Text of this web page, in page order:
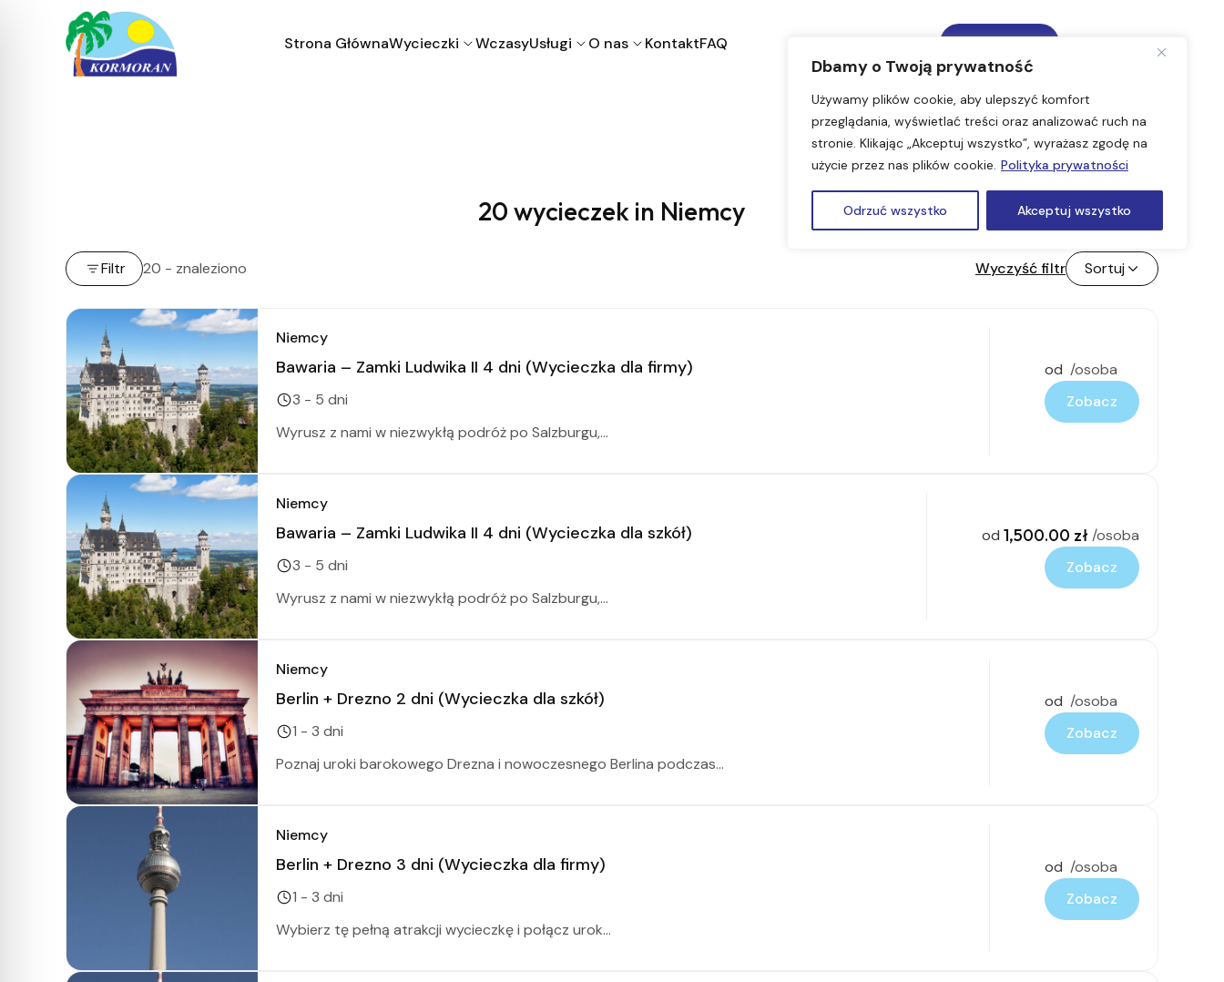
Dbamy o Twoją prywatność
Używamy plików cookie, aby ulepszyć komfort
przeglądania, wyświetlać treści oraz analizować ruch na
stronie. Klikając „Akceptuj wszystko”, wyrażasz zgodę na
użycie przez nas plików cookie. Polityka prywatności
Odrzuć wszystko Akceptuj wszystko
Strona GłównaWycieczki WczasyUsługi O nas KontaktFAQ
20 wycieczek in Niemcy
Filtr 20 - znaleziono Wyczyść filtr Sortuj
Niemcy
Bawaria – Zamki Ludwika II 4 dni (Wycieczka dla firmy)
3 - 5 dni
Wyrusz z nami w niezwykłą podróż po Salzburgu,...
od /osoba
Zobacz
Niemcy
Bawaria – Zamki Ludwika II 4 dni (Wycieczka dla szkół)
3 - 5 dni
Wyrusz z nami w niezwykłą podróż po Salzburgu,...
od 1,500.00 zł /osoba
Zobacz
Niemcy
Berlin + Drezno 2 dni (Wycieczka dla szkół)
1 - 3 dni
Poznaj uroki barokowego Drezna i nowoczesnego Berlina podczas...
od /osoba
Zobacz
Niemcy
Berlin + Drezno 3 dni (Wycieczka dla firmy)
1 - 3 dni
Wybierz tę pełną atrakcji wycieczkę i połącz urok...
od /osoba
Zobacz